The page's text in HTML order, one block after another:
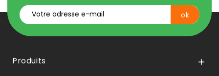
Produits 